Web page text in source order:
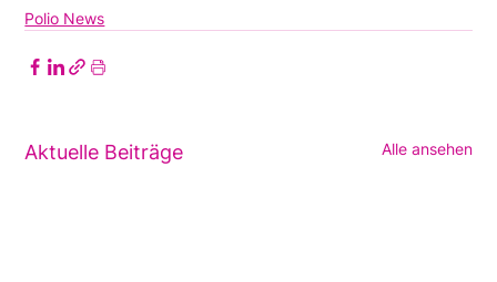
Polio News
Aktuelle Beiträge Alle ansehen